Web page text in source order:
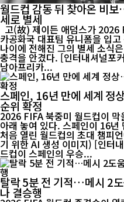
월드컵 감동 뒤 찾아온 비
세로 별세
카공화국 대표팀 유니폼을 입
나이에 전해진 그의 별세 소식
충격을 안겼다. [인터내셔널포커스] 2026 FIFA 북중미 월드컵에서
남아프리카...
스페인, 16년 만에 세계 정
순위 확정
2026 FIFA 북중미 월드컵이
아래 놓여 있다. 스페인이 16
처음 열린 월드컵의 초대 챔피
기 위한 AI 생성 이미지) [인터내셔널포커스] 2026 FIFA 북중미 월
드컵이 스페인의 우승...
탈락 5분 전 기적…메시 2
나 결승행